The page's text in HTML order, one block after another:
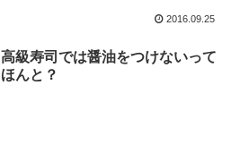
2016.09.25
高級寿司では醤油をつけないって
ほんと？